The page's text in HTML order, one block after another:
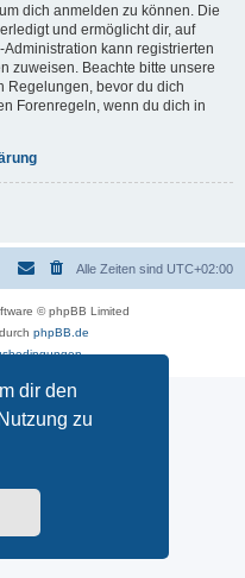
dir den
zu
dich anmelden zu können. Die
und ermöglicht dir, auf
kann registrierten
zuweisen. Beachte bitte unsere
Regelungen, bevor du dich
Forenregeln, wenn du dich in
Alle Zeiten sind UTC+02:00
© phpBB Limited
phpBB.de